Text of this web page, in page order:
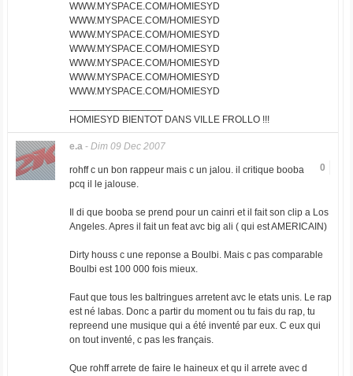
WWW.MYSPACE.COM/HOMIESYD
WWW.MYSPACE.COM/HOMIESYD
WWW.MYSPACE.COM/HOMIESYD
WWW.MYSPACE.COM/HOMIESYD
WWW.MYSPACE.COM/HOMIESYD
WWW.MYSPACE.COM/HOMIESYD
WWW.MYSPACE.COM/HOMIESYD
HOMIESYD BIENTOT DANS VILLE FROLLO !!!
e.a- Dim 09 Dec 2007
0
rohff c un bon rappeur mais c un jalou. il critique booba
pcq il le jalouse.
Il di que booba se prend pour un cainri et il fait son clip a Los
Angeles. Apres il fait un feat avc big ali ( qui est AMERICAIN)
Dirty houss c une reponse a Boulbi. Mais c pas comparable
Boulbi est 100 000 fois mieux.
Faut que tous les baltringues arretent avc le etats unis. Le rap
est né labas. Donc a partir du moment ou tu fais du rap, tu
repreend une musique qui a été inventé par eux. C eux qui
on tout inventé, c pas les français.
Que rohff arrete de faire le haineux et qu il arrete avec d